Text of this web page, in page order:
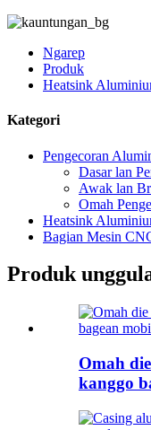
Ngarep
Produk
Heatsink
Kategori
Pengecoran
Dasar lan
Awak lan
Omah
Heatsink
Bagian Mesin
Produk
Omah
kanggo